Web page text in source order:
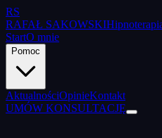
RS
RAFAŁ SAKOWSKI
StartO mnie
Pomoc
AktualnościOpinieKontakt
UMÓW KONSULTACJĘ